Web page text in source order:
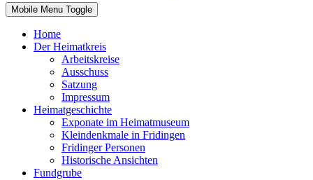
Mobile Menu Toggle
Home
Der Heimatkreis
Arbeitskreise
Ausschuss
Satzung
Impressum
Heimatgeschichte
Exponate im Heimatmuseum
Kleindenkmale in Fridingen
Fridinger Personen
Historische Ansichten
Fundgrube